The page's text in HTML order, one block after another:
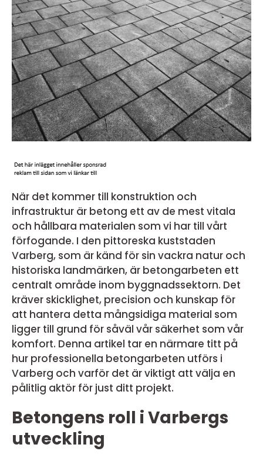
När det kommer till konstruktion och
infrastruktur är betong ett av de mest vitala
och hållbara materialen som vi har till vårt
förfogande. I den pittoreska kuststaden
Varberg, som är känd för sin vackra natur och
historiska landmärken, är betongarbeten ett
centralt område inom byggnadssektorn. Det
kräver skicklighet, precision och kunskap för
att hantera detta mångsidiga material som
ligger till grund för såväl vår säkerhet som vår
komfort. Denna artikel tar en närmare titt på
hur professionella betongarbeten utförs i
Varberg och varför det är viktigt att välja en
pålitlig aktör för just ditt projekt.
Betongens roll i Varbergs
utveckling